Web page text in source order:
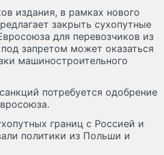
издания, в рамках нового
закрыть сухопутные
для перевозчиков из
запретом может оказаться
машиностроительного
потребуется одобрение
границ с Россией и
политики из Польши и